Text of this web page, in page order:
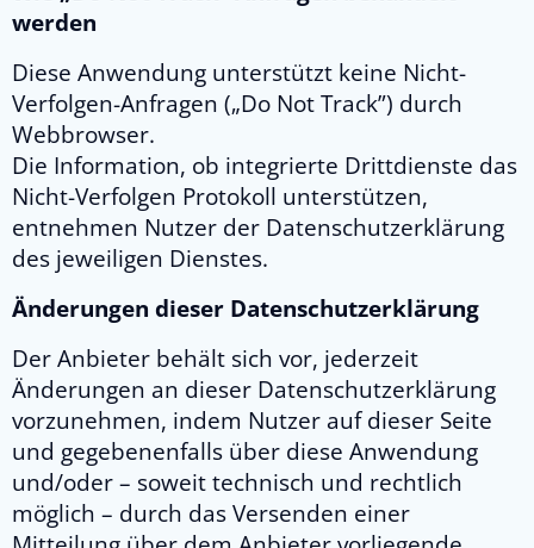
werden
Diese Anwendung unterstützt keine Nicht-
Verfolgen-Anfragen („Do Not Track”) durch
Webbrowser.
Die Information, ob integrierte Drittdienste das
Nicht-Verfolgen Protokoll unterstützen,
entnehmen Nutzer der Datenschutzerklärung
des jeweiligen Dienstes.
Änderungen dieser Datenschutzerklärung
Der Anbieter behält sich vor, jederzeit
Änderungen an dieser Datenschutzerklärung
vorzunehmen, indem Nutzer auf dieser Seite
und gegebenenfalls über diese Anwendung
und/oder – soweit technisch und rechtlich
möglich – durch das Versenden einer